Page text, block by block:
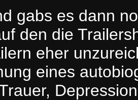
gabs es dann
den die
eher
eines